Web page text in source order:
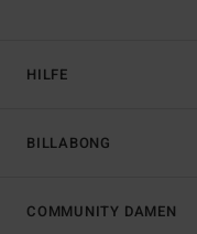
HILFE
BILLABONG
COMMUNITY DAMEN